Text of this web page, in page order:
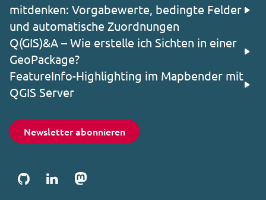
mitdenken: Vorgabewerte, bedingte Felder
und automatische Zuordnungen
Q(GIS)&A – Wie erstelle ich Sichten in einer
GeoPackage?
FeatureInfo-Highlighting im Mapbender mit
QGIS Server
Newsletter abonnieren